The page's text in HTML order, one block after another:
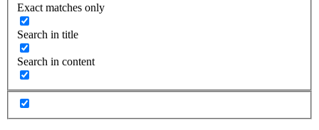
Exact matches only
Search in title
Search in content